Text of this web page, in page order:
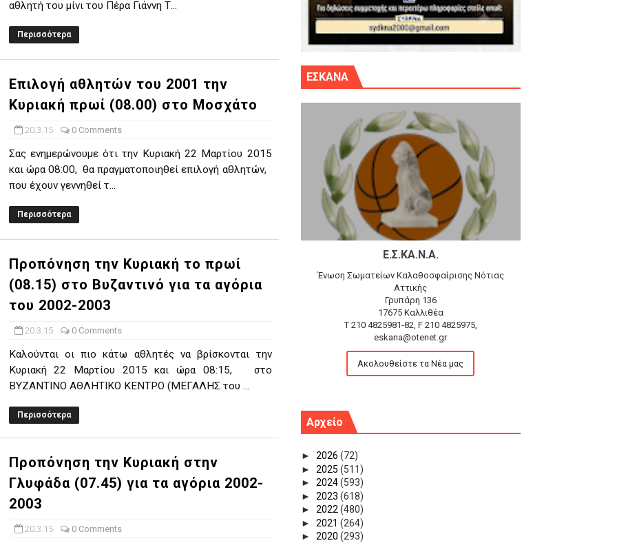
: 39Η ΕΠΕΤΕΙΟΣ ΑΠΟ ΤΟ ΕΠΟΣ ΤΟΥ 1987
ανδρών ΕΣΚΑΝΑ Μανδραϊκός Προοδευτική στο νέο κλ. Αγίου Δημητρίου την Κυριακή 14.6.26
Πανελευσινιακό στον τελικό αύριο με Αρετσού (το video του αγώνα)
η Φιλία Περάματος έφερε την σειρά στα ίσια (1-1) νίκησε τον Προφήτη Ηλία 78-74 στα Καμίνια
ΑΕ Ρέντη, Πέρα , Ερμής Αργυρ. και Δραπετσώνα
αθλητή του μίνι του Πέρα Γιάννη Τ...
Περισσότερα
Επιλογή αθλητών του 2001 την
Κυριακή πρωί (08.00) στο Μοσχάτο
20.3.15 0 Comments
Σας ενημερώνουμε ότι την Κυριακή 22 Μαρτίου 2015
και ώρα 08:00, θα πραγματοποιηθεί επιλογή αθλητών,
που έχουν γεννηθεί τ...
Περισσότερα
Προπόνηση την Κυριακή το πρωί
(08.15) στο Βυζαντινό για τα αγόρια
του 2002-2003
20.3.15 0 Comments
Καλούνται οι πιο κάτω αθλητές να βρίσκονται την
Κυριακή 22 Μαρτίου 2015 και ώρα 08:15, στο
ΒΥΖΑΝΤΙΝΟ ΑΘΛΗΤΙΚΟ ΚΕΝΤΡΟ (ΜΕΓΑΛΗΣ του ...
Περισσότερα
Προπόνηση την Κυριακή στην
Γλυφάδα (07.45) για τα αγόρια 2002-
2003
20.3.15 0 Comments
ΕΣΚΑΝΑ
Ε.Σ.ΚΑ.Ν.Α.
Ένωση Σωματείων Καλαθοσφαίρισης Νότιας
Αττικής
Γρυπάρη 136
17675 Καλλιθέα
T 210 4825981-82, F 210 4825975,
eskana@otenet.gr
Ακολουθείστε τα Νέα μας
Αρχείο
► 2026 (72)
► 2025 (511)
► 2024(593)
► 2023 (618)
► 2022(480)
► 2021 (264)
► 2020 (293)